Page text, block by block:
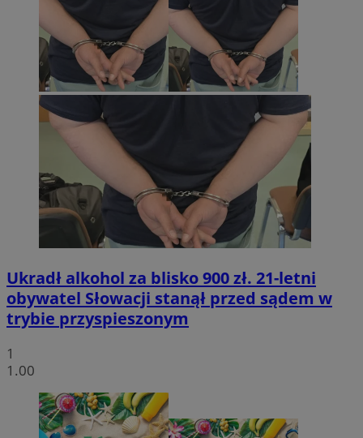
Ukradł alkohol za blisko 900 zł. 21-letni
obywatel Słowacji stanął przed sądem w
trybie przyspieszonym
1
1.00